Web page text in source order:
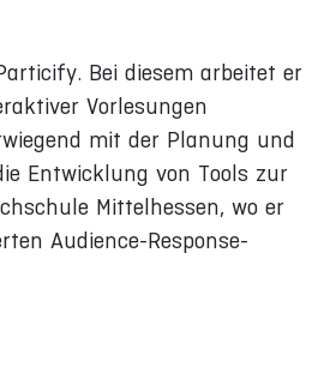
Bei diesem arbeitet er
Vorlesungen
mit der Planung und
Entwicklung von Tools zur
Mittelhessen, wo er
Audience-Response-